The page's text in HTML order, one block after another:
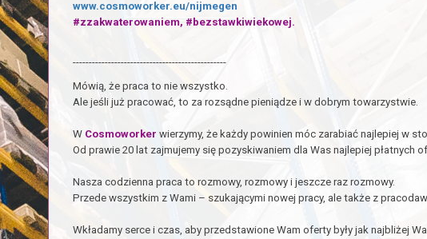
www.cosmoworker.eu/nijmegen
#zzakwaterowaniem, #bezstawkiwiekowej.
------------------------------------------------
Mówią, że praca to nie wszystko.
Ale jeśli już pracować, to za rozsądne pieniądze i w dobrym towarzystwie.
W Cosmoworker wierzymy, że każdy powinien móc zarabiać najlepiej w
Od prawie 20 lat zajmujemy się pozyskiwaniem dla Was najlepiej płatnych
Nasza codzienna praca to rozmowy, rozmowy i jeszcze raz rozmowy.
Przede wszystkim z Wami – szukającymi nowej pracy, ale także z
Wkładamy serce i czas, aby przedstawione Wam oferty były jak najbliżej